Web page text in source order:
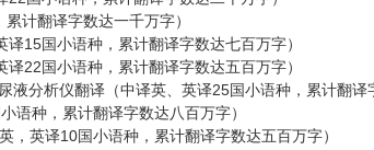
累计翻译字数达一千万字）
译15 国小语种，累计翻译字数达七百万字）
译22 国小语种，累计翻译字数达五百万字）
尿液分析仪翻译（中译英、英译25 国小语种，累计翻译
小语种，累计翻译字数达八百万字）
，英译10 国小语种，累计翻译字数达五百万字）